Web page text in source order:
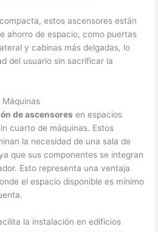
estos ascensores están
ahorro de espacio, como puertas
y cabinas más delgadas, lo
del usuario sin sacrificar la
Máquinas
de ascensores en espacios
cuarto de máquinas. Estos
la necesidad de una sala de
que sus componentes se integran
Esto representa una ventaja
el espacio disponible es mínimo
la instalación en edificios